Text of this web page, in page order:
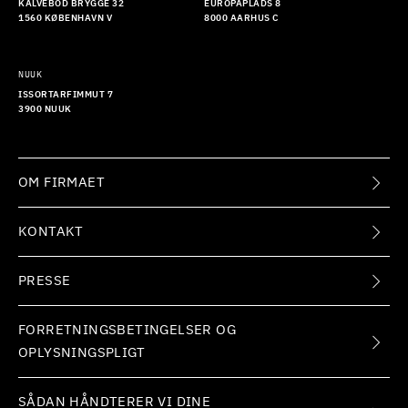
KALVEBOD BRYGGE 32
1560 KØBENHAVN V
EUROPAPLADS 8
8000 AARHUS C
NUUK
ISSORTARFIMMUT 7
3900 NUUK
OM FIRMAET
KONTAKT
PRESSE
FORRETNINGSBETINGELSER OG
OPLYSNINGSPLIGT
SÅDAN HÅNDTERER VI DINE